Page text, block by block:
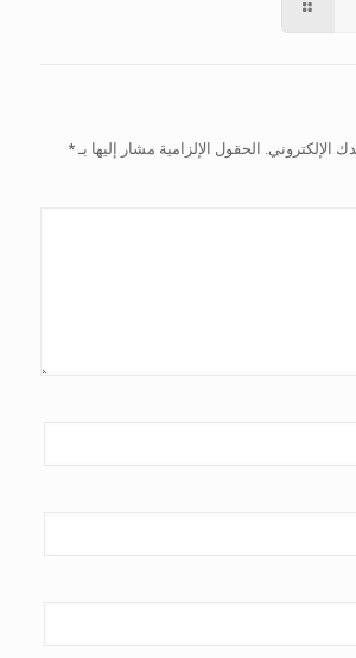
الإلكتروني. الحقول الإلزامية مشار إليها بـ*